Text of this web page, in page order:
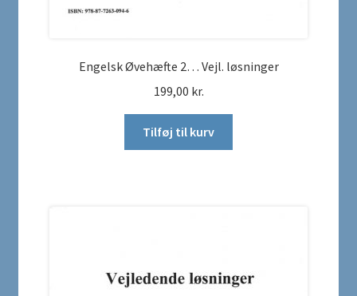
Engelsk Øvehæfte 2… Vejl. løsninger
199,00 kr.
Tilføj til kurv